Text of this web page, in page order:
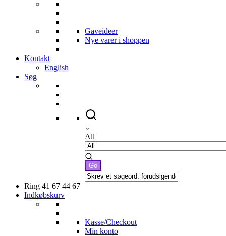
Gaveideer
Nye varer i shoppen
Kontakt
English
Søg
All
Ring 41 67 44 67
Indkøbskurv
Kasse/Checkout
Min konto